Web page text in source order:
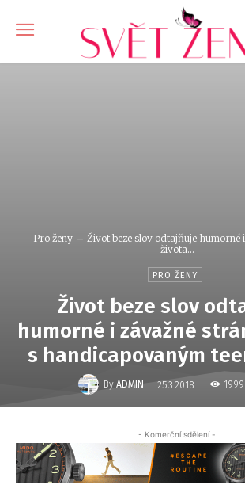
Pro ženy
Život beze slov odtajňuje humorné
života...
PRO ŽENY
Život beze slov
humorné i závažné
s handicapovaným
By ADMIN - 25.3.2018 1999
- Komerční sdělení -